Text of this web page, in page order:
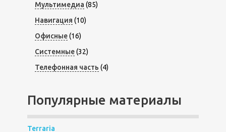
Мультимедиа (85)
Навигация (10)
Офисные(16)
Системные(32)
Телефонная часть (4)
Популярные материалы
Terraria